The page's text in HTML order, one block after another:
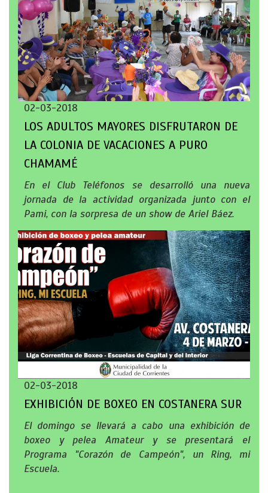
02-03-2018
LOS ADULTOS MAYORES DISFRUTARON DE
LA COLONIA DE VACACIONES A PURO
CHAMAMÉ
En el Club Teléfonos se desarrolló una nueva
jornada de la actividad organizada junto con el
Pami, con la sorpresa de un show de Ariel Báez.
02-03-2018
EXHIBICIÓN DE BOXEO EN COSTANERA SUR
El domingo se llevará a cabo una exhibición de
boxeo y pelea Amateur y se presentará el
Programa "Corazón de Campeón", un Ring, mi
Escuela.